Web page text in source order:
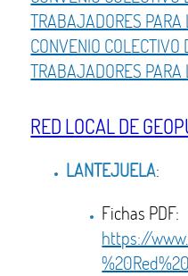
TRABAJADORES
CONVENIO COLECTIVO
TRABAJADORES
RED LOCAL DE
LANTEJUELA:
Fichas PDF:
https://